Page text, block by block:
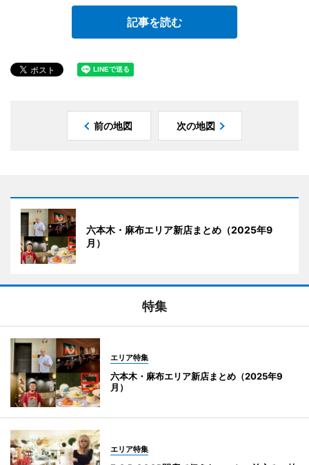
記事を読む
前の地図 次の地図
六本木・麻布エリア新店まとめ（2025年9
月）
特集
エリア特集
六本木・麻布エリア新店まとめ（2025年9
月）
エリア特集